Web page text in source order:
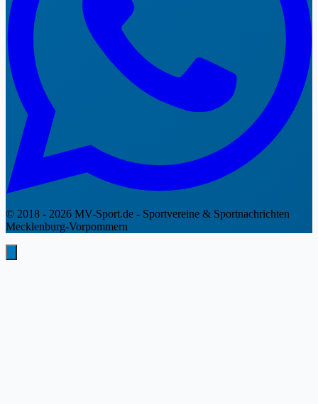
© 2018 - 2026 MV-Sport.de - Sportvereine & Sportnachrichten
Mecklenburg-Vorpommern